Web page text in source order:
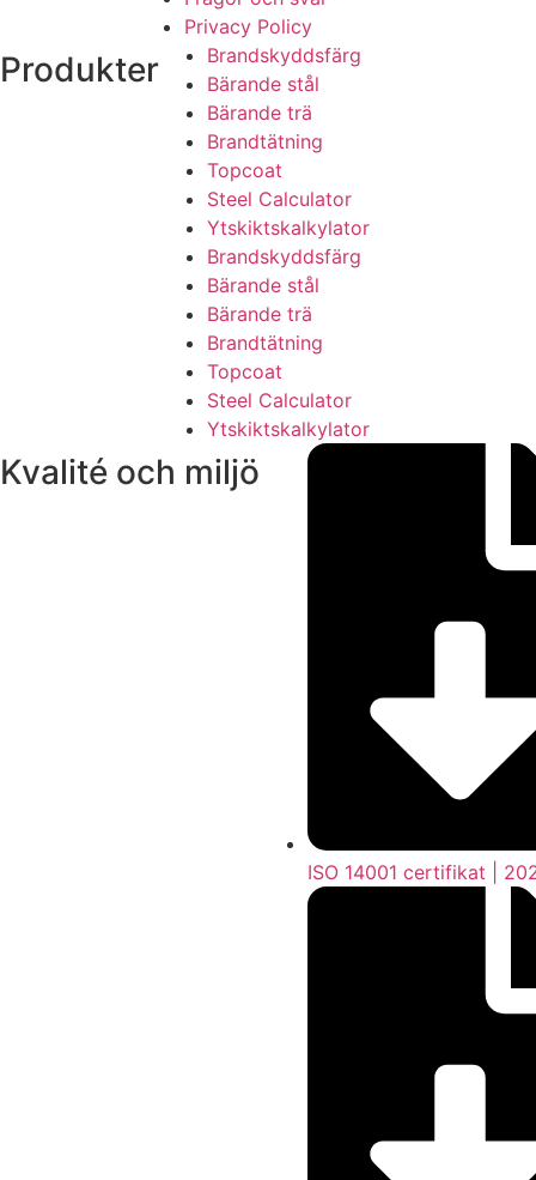
Privacy Policy
Produkter
Brandskyddsfärg
Bärande stål
Bärande trä
Brandtätning
Topcoat
Steel Calculator
Ytskiktskalkylator
Brandskyddsfärg
Bärande stål
Bärande trä
Brandtätning
Topcoat
Steel Calculator
Ytskiktskalkylator
Kvalité och miljö
ISO 14001 certifikat |